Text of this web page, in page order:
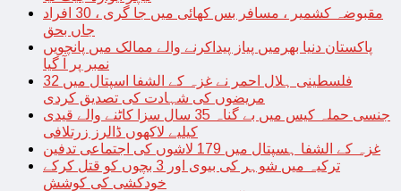
مقبوضہ کشمیر ، مسافر بس کھائی میں جا گری ، 30 افراد
جاں بحق
پاکستان دنیا بھرمیں پیاز پیداکرنے والے ممالک میں پانچویں
نمبر پر آ گیا
فلسطینی ہلال احمر نے غزہ کے الشفا اسپتال میں 32
مریضوں کی شہادت کی تصدیق کردی
جنسی حملہ کیس میں بے گناہ 35 سال سزا کاٹنے والے قیدی
کیلیے لاکھوں ڈالرز زرتلافی
غزہ کے الشفا ہسپتال میں 179 لاشوں کی اجتماعی تدفین
ترکیہ میں شوہر کی بیوی اور 3 بچوں کو قتل کرکے
خودکشی کی کوشش